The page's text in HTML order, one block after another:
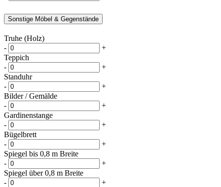
Sonstige Möbel & Gegenstände
Truhe (Holz)
-
+
Teppich
-
+
Standuhr
-
+
Bilder / Gemälde
-
+
Gardinenstange
-
+
Bügelbrett
-
+
Spiegel bis 0,8 m Breite
-
+
Spiegel über 0,8 m Breite
-
+